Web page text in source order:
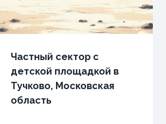
Частный сектор с
детской площадкой в
Тучково, Московская
область